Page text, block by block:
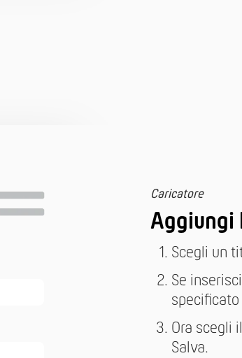
Caricatore
Aggiungi
Scegli un
Se
Ora scegli
Salva.